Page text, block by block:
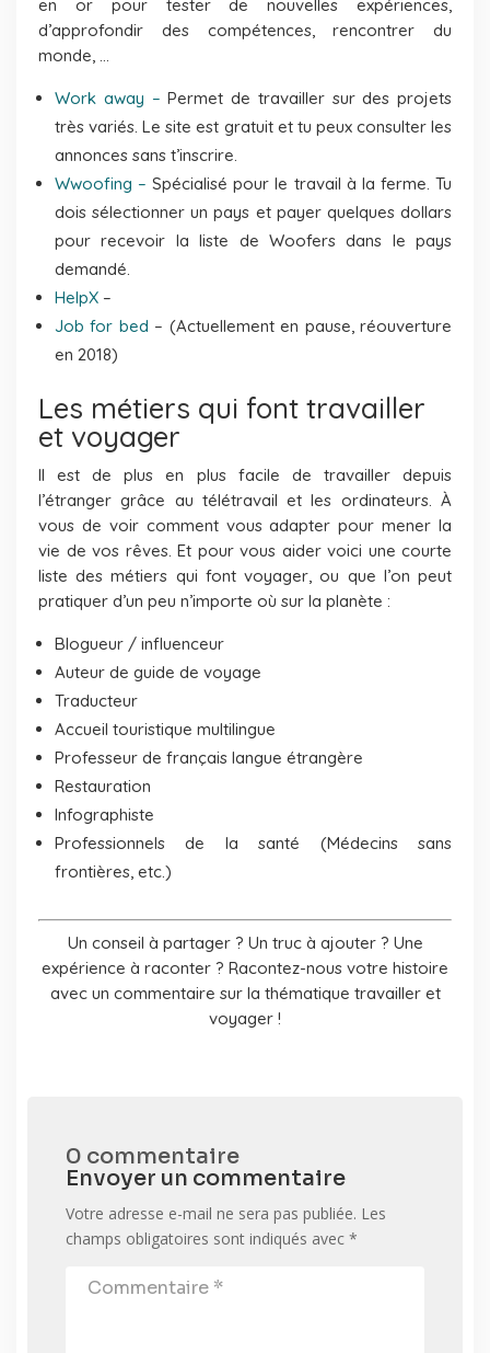
en or pour tester de nouvelles expériences,
d’approfondir des compétences, rencontrer du
monde, …
Work away – Permet de travailler sur des projets
très variés. Le site est gratuit et tu peux consulter les
annonces sans t’inscrire.
Wwoofing – Spécialisé pour le travail à la ferme. Tu
dois sélectionner un pays et payer quelques dollars
pour recevoir la liste de Woofers dans le pays
demandé.
HelpX –
Job for bed – (Actuellement en pause, réouverture
en 2018)
Les métiers qui font travailler
et voyager
Il est de plus en plus facile de travailler depuis
l’étranger grâce au télétravail et les ordinateurs. À
vous de voir comment vous adapter pour mener la
vie de vos rêves. Et pour vous aider voici une courte
liste des métiers qui font voyager, ou que l’on peut
pratiquer d’un peu n’importe où sur la planète :
Blogueur / influenceur
Auteur de guide de voyage
Traducteur
Accueil touristique multilingue
Professeur de français langue étrangère
Restauration
Infographiste
Professionnels de la santé (Médecins sans
frontières, etc.)
Un conseil à partager ? Un truc à ajouter ? Une
expérience à raconter ? Racontez-nous votre histoire
avec un commentaire sur la thématique travailler et
voyager !
0 commentaire
Envoyer un commentaire
Votre adresse e-mail ne sera pas publiée. Les
champs obligatoires sont indiqués avec *